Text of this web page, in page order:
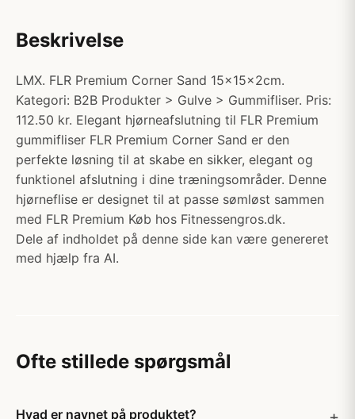
Beskrivelse
LMX. FLR Premium Corner Sand 15x15x2cm.
Kategori: B2B Produkter > Gulve > Gummifliser. Pris:
112.50 kr. Elegant hjørneafslutning til FLR Premium
gummifliser FLR Premium Corner Sand er den
perfekte løsning til at skabe en sikker, elegant og
funktionel afslutning i dine træningsområder. Denne
hjørneflise er designet til at passe sømløst sammen
med FLR Premium Køb hos Fitnessengros.dk.
Dele af indholdet på denne side kan være genereret
med hjælp fra AI.
Ofte stillede spørgsmål
Hvad er navnet på produktet?